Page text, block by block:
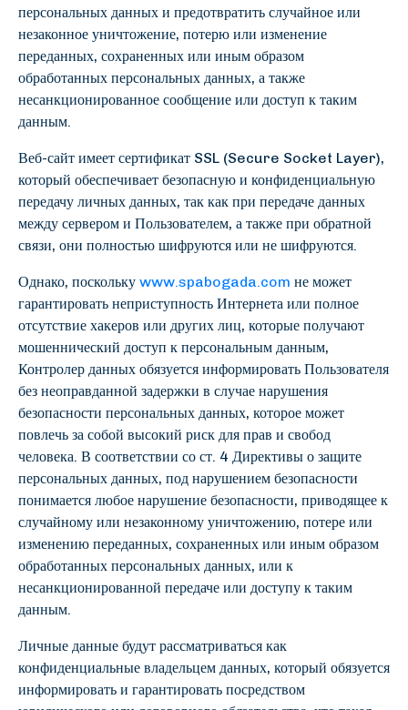
персональных данных и предотвратить случайное или
незаконное уничтожение, потерю или изменение
переданных, сохраненных или иным образом
обработанных персональных данных, а также
несанкционированное сообщение или доступ к таким
данным.
Веб-сайт имеет сертификат SSL (Secure Socket Layer),
который обеспечивает безопасную и конфиденциальную
передачу личных данных, так как при передаче данных
между сервером и Пользователем, а также при обратной
связи, они полностью шифруются или не шифруются.
Однако, поскольку www.spabogada.com не может
гарантировать неприступность Интернета или полное
отсутствие хакеров или других лиц, которые получают
мошеннический доступ к персональным данным,
Контролер данных обязуется информировать Пользователя
без неоправданной задержки в случае нарушения
безопасности персональных данных, которое может
повлечь за собой высокий риск для прав и свобод
человека. В соответствии со ст. 4 Директивы о защите
персональных данных, под нарушением безопасности
понимается любое нарушение безопасности, приводящее к
случайному или незаконному уничтожению, потере или
изменению переданных, сохраненных или иным образом
обработанных персональных данных, или к
несанкционированной передаче или доступу к таким
данным.
Личные данные будут рассматриваться как
конфиденциальные владельцем данных, который обязуется
информировать и гарантировать посредством